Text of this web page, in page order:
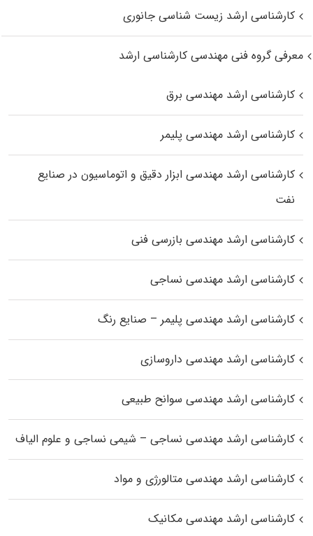
کارشناسی ارشد زیست‌ شناسی جانوری
معرفی گروه فنی مهندسی کارشناسی ارشد
کارشناسی ارشد مهندسی برق
کارشناسی ارشد مهندسی پلیمر
کارشناسی ارشد مهندسی ابزار دقیق و اتوماسیون در صنایع
نفت
کارشناسی ارشد مهندسی بازرسی فنی
کارشناسی ارشد مهندسی نساجی
کارشناسی ارشد مهندسی پلیمر – صنایع رنگ
کارشناسی ارشد مهندسی داروسازی
کارشناسی ارشد مهندسی سوانح طبیعی
کارشناسی ارشد مهندسی نساجی – شیمی نساجی و علوم الیاف
کارشناسی ارشد مهندسی متالورژی و مواد
کارشناسی ارشد مهندسی مکانیک